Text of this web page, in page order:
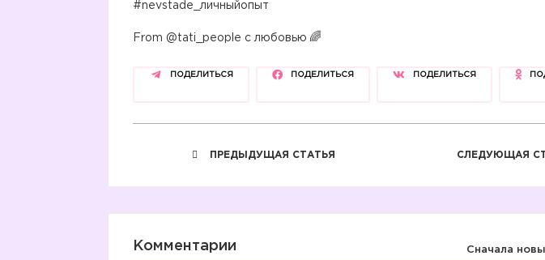
#nevstade_личныйопыт
From @tati_people с любовью
ПОДЕЛИТЬСЯ ПОДЕЛИТЬСЯ ПОДЕЛИТЬСЯ
ПРЕДЫДУЩАЯ СТАТЬЯ СЛЕДУЮЩАЯ
Комментарии Сначала